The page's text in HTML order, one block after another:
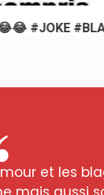
#JOKE
et les